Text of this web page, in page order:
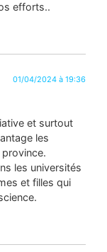
efforts..
01/04/2024 à 19:36
et surtout
les
les universités
et filles qui